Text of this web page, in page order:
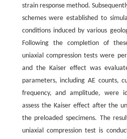
strain response method.
schemes were established to
conditions induced by various
Following the completion of
uniaxial compression tests were
and the Kaiser effect was
parameters, including AE counts,
frequency, and amplitude, were
assess the Kaiser effect after the
the preloaded specimens. The
uniaxial compression test is